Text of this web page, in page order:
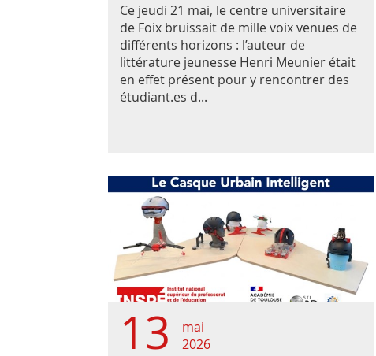
Ce jeudi 21 mai, le centre universitaire
de Foix bruissait de mille voix venues de
différents horizons : l’auteur de
littérature jeunesse Henri Meunier était
en effet présent pour y rencontrer des
étudiant.es d...
13
mai
2026